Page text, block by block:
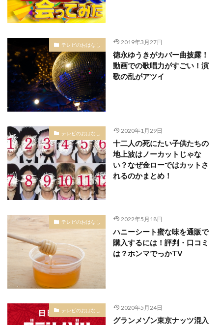
テレビのおはなし 2019年3月27日
徳永ゆうきがカバー曲披露！
動画での歌唱力がすごい！演
歌の乱がアツイ
テレビのおはなし 2020年1月29日
十二人の死にたい子供たちの
地上波はノーカットじゃな
い？なぜ金ローではカットさ
れるのかまとめ！
テレビのおはなし 2022年5月18日
ハニーシート蜜な味を通販で
購入するには！評判・口コミ
は？ホンマでっかTV
テレビのおはなし 2020年5月24日
グランメゾン東京ナッツ混入